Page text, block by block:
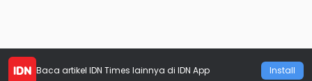
Baca artikel IDN Times lainnya di IDN App Install